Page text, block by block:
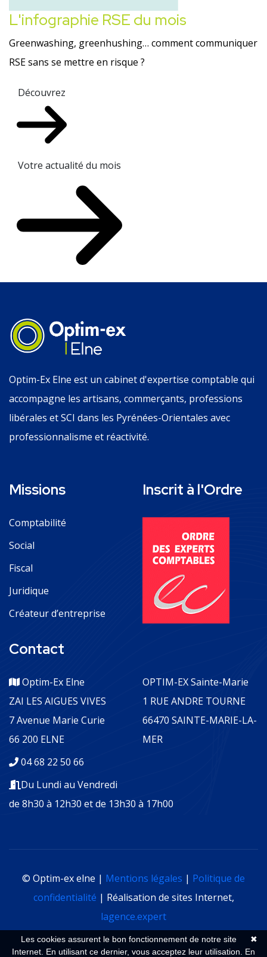
L'infographie RSE du mois
Greenwashing, greenhushing… comment communiquer
RSE sans se mettre en risque ?
Découvrez
Votre actualité du mois
Optim-Ex Elne est un cabinet d'expertise comptable qui
accompagne les artisans, commerçants, professions
libérales et SCI dans les Pyrénées-Orientales avec
professionnalisme et réactivité.
Missions
Comptabilité
Social
Fiscal
Juridique
Créateur d’entreprise
Inscrit à l'Ordre
Contact
Optim-Ex Elne
ZAI LES AIGUES VIVES
7 Avenue Marie Curie
66 200 ELNE
OPTIM-EX Sainte-Marie
1 RUE ANDRE TOURNE
66470 SAINTE-MARIE-LA-
MER
04 68 22 50 66
Du Lundi au Vendredi
de 8h30 à 12h30 et de 13h30 à 17h00
© Optim-ex elne | Mentions légales | Politique de
confidentialité | Réalisation de sites Internet,
lagence.expert
✖
Les cookies assurent le bon fonctionnement de notre site
Internet. En utilisant ce dernier, vous acceptez leur utilisation. En